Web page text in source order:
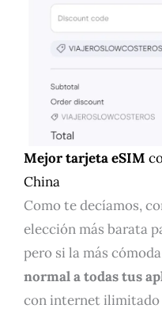
Mejor tarjeta eSIM
China
Como te decíamos,
elección más barata
pero si la más
normal a todas tus
con internet ilimitado